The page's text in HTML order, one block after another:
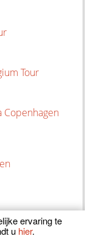
Tour
Copenhagen
ervaring te
u hier.